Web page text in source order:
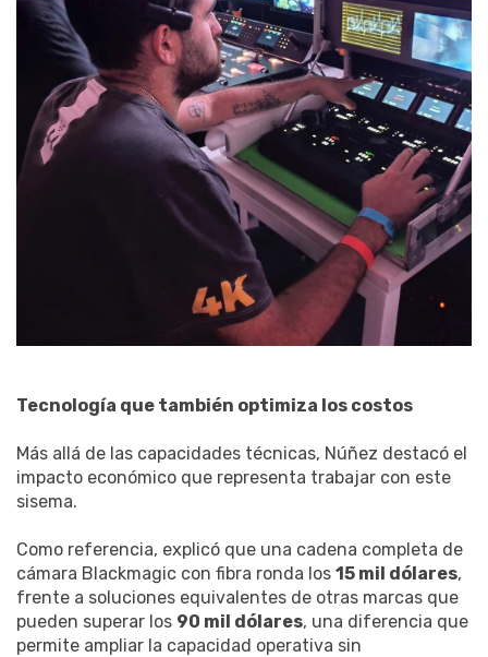
Tecnología que también optimiza los costos
Más allá de las capacidades técnicas, Núñez destacó el
impacto económico que representa trabajar con este
sisema.
Como referencia, explicó que una cadena completa de
cámara Blackmagic con fibra ronda los 15 mil dólares,
frente a soluciones equivalentes de otras marcas que
pueden superar los 90 mil dólares, una diferencia que
permite ampliar la capacidad operativa sin